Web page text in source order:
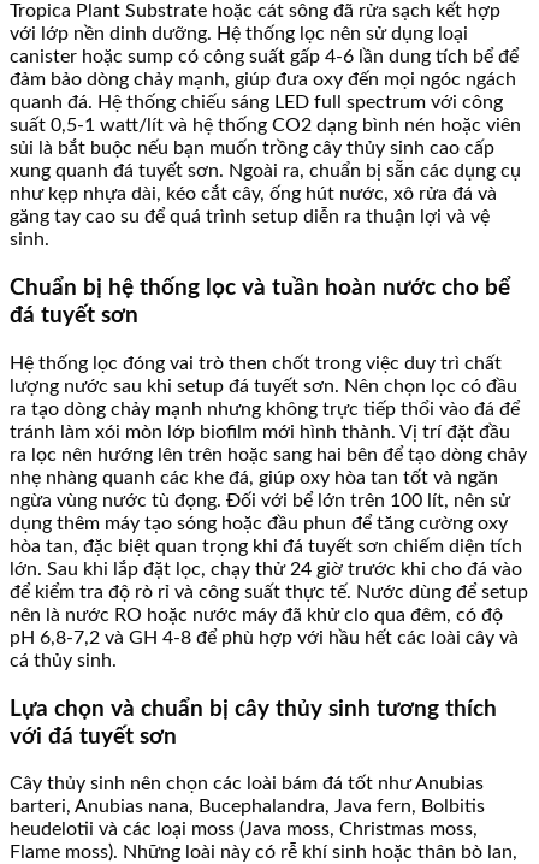
Tropica Plant Substrate hoặc cát sông đã rửa sạch kết hợp
với lớp nền dinh dưỡng. Hệ thống lọc nên sử dụng loại
canister hoặc sump có công suất gấp 4-6 lần dung tích bể để
đảm bảo dòng chảy mạnh, giúp đưa oxy đến mọi ngóc ngách
quanh đá. Hệ thống chiếu sáng LED full spectrum với công
suất 0,5-1 watt/lít và hệ thống CO2 dạng bình nén hoặc viên
sủi là bắt buộc nếu bạn muốn trồng cây thủy sinh cao cấp
xung quanh đá tuyết sơn. Ngoài ra, chuẩn bị sẵn các dụng cụ
như kẹp nhựa dài, kéo cắt cây, ống hút nước, xô rửa đá và
găng tay cao su để quá trình setup diễn ra thuận lợi và vệ
sinh.
Chuẩn bị hệ thống lọc và tuần hoàn nước cho bể
đá tuyết sơn
Hệ thống lọc đóng vai trò then chốt trong việc duy trì chất
lượng nước sau khi setup đá tuyết sơn. Nên chọn lọc có đầu
ra tạo dòng chảy mạnh nhưng không trực tiếp thổi vào đá để
tránh làm xói mòn lớp biofilm mới hình thành. Vị trí đặt đầu
ra lọc nên hướng lên trên hoặc sang hai bên để tạo dòng chảy
nhẹ nhàng quanh các khe đá, giúp oxy hòa tan tốt và ngăn
ngừa vùng nước tù đọng. Đối với bể lớn trên 100 lít, nên sử
dụng thêm máy tạo sóng hoặc đầu phun để tăng cường oxy
hòa tan, đặc biệt quan trọng khi đá tuyết sơn chiếm diện tích
lớn. Sau khi lắp đặt lọc, chạy thử 24 giờ trước khi cho đá vào
để kiểm tra độ rò rỉ và công suất thực tế. Nước dùng để setup
nên là nước RO hoặc nước máy đã khử clo qua đêm, có độ
pH 6,8-7,2 và GH 4-8 để phù hợp với hầu hết các loài cây và
cá thủy sinh.
Lựa chọn và chuẩn bị cây thủy sinh tương thích
với đá tuyết sơn
Cây thủy sinh nên chọn các loài bám đá tốt như Anubias
barteri, Anubias nana, Bucephalandra, Java fern, Bolbitis
heudelotii và các loại moss (Java moss, Christmas moss,
Flame moss). Những loài này có rễ khí sinh hoặc thân bò lan,